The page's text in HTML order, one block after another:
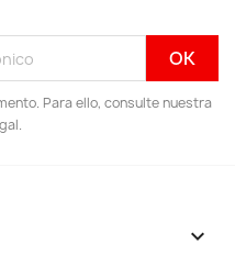
Para ello, consulte nuestra
